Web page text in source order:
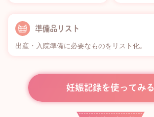
準備品リスト
出産・入院準備に必要なものをリスト化。
妊娠記録を使ってみる